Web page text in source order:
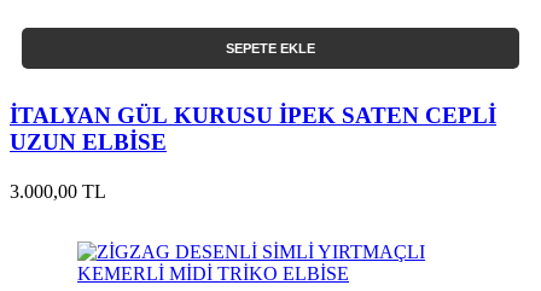
SEPETE EKLE
İTALYAN GÜL KURUSU İPEK SATEN CEPLİ
UZUN ELBİSE
3.000,00 TL